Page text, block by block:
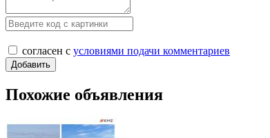
согласен с условиями подачи комментариев
Похожие объявления